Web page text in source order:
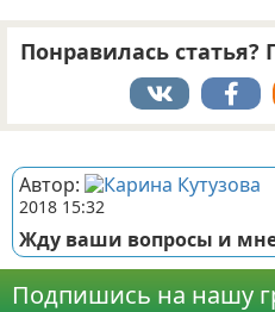
Понравилась статья?
Автор:
2018 15:32
Жду ваши вопросы и
Подпишись на нашу